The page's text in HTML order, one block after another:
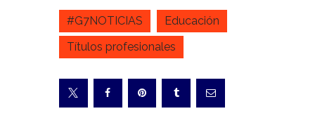
#G7NOTICIAS
Educación
Títulos profesionales